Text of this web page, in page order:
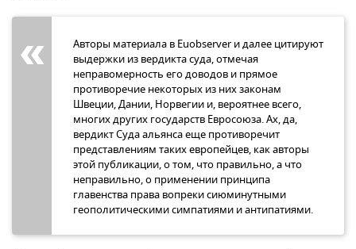
Авторы материала в Euobserver и далее цитируют
выдержки из вердикта суда, отмечая
неправомерность его доводов и прямое
противоречие некоторых из них законам
Швеции, Дании, Норвегии и, вероятнее всего,
многих других государств Евросоюза. Ах, да,
вердикт Суда альянса еще противоречит
представлениям таких европейцев, как авторы
этой публикации, о том, что правильно, а что
неправильно, о применении принципа
главенства права вопреки сиюминутными
геополитическими симпатиями и антипатиями.